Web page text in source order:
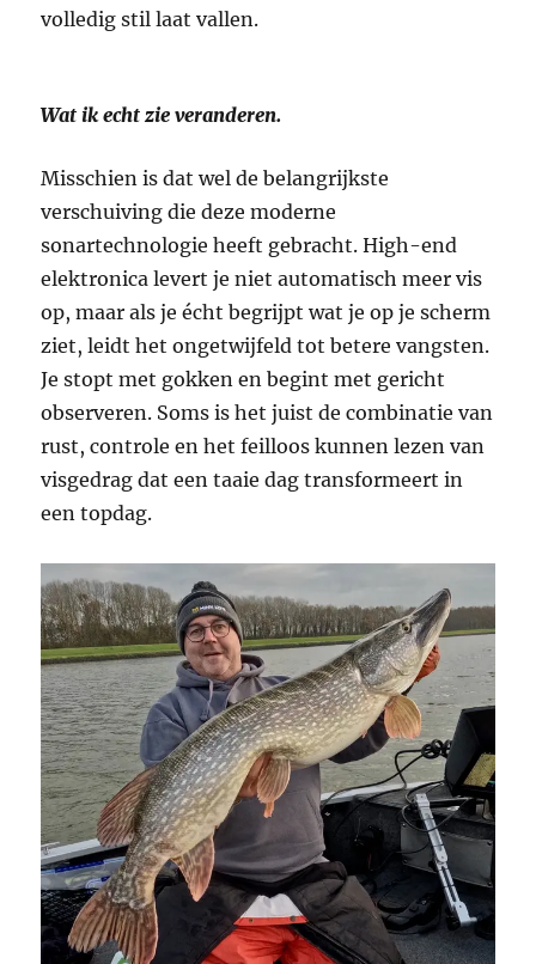
volledig stil laat vallen.
Wat ik echt zie veranderen.
Misschien is dat wel de belangrijkste
verschuiving die deze moderne
sonartechnologie heeft gebracht. High-end
elektronica levert je niet automatisch meer vis
op, maar als je écht begrijpt wat je op je scherm
ziet, leidt het ongetwijfeld tot betere vangsten.
Je stopt met gokken en begint met gericht
observeren. Soms is het juist de combinatie van
rust, controle en het feilloos kunnen lezen van
visgedrag dat een taaie dag transformeert in
een topdag.